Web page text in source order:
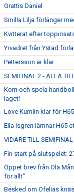
Grattis Daniel
Smilla Lilja förlänger
Kvitterat efter
Yrvädret från Ystad
Pettersson är klar
SEMIFINAL 2 - ALLA
Kom och spela
laget!
Love Kumlin klar för
Ella Isgren lämnar H65
VIDARE TILL SEMIFINAL
Fin start på slutspelet:
Öppet brev från Ola
för allt"
Besked om Ofelias